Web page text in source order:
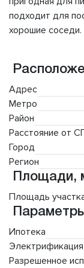
подходит для
хорошие соседи.
Адрес
Метро
Район
Расстояние от
Город
Регион
Площади,
Площадь
Ипотека
Электрификация
Разрешенное